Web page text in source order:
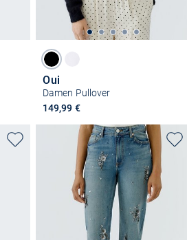
Oui
Damen Pullover
149,99 €